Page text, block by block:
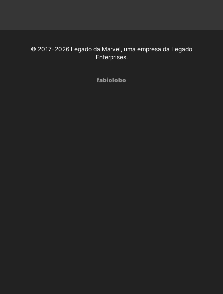
© 2017-2026 Legado da Marvel, uma empresa da Legado
Enterprises.
fabiolobo